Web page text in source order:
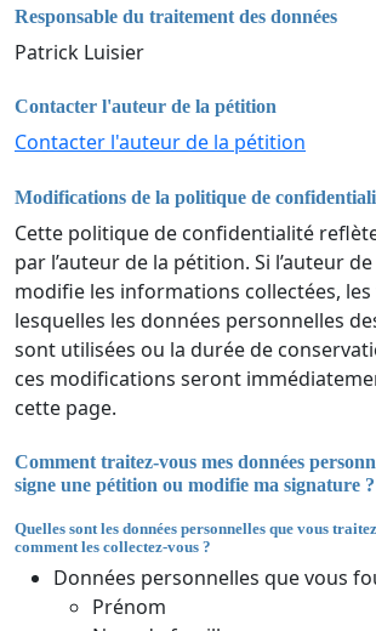
Responsable du traitement des données
Patrick Luisier
Contacter l'auteur de la pétition
Contacter l'auteur de la pétition
Modifications de la politique de
Cette politique de confidentialité
par l’auteur de la pétition. Si l’auteur
modifie les informations collectées,
lesquelles les données personnelles
sont utilisées ou la durée de
ces modifications seront
cette page.
Comment traitez-vous mes données
signe une pétition ou modifie ma signature ?
Quelles sont les données personnelles que vous
comment les collectez-vous ?
Données personnelles que vous
Prénom